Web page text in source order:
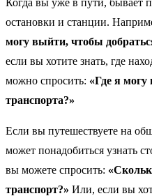
Когда вы уже в пути, бывает
остановки и станции.
могу выйти, чтобы
если вы хотите знать, где
можно спросить: «Где я могу
транспорта?»
Если вы путешествуете на
может понадобиться узнать
вы можете спросить:
транспорт?» Или, если вы